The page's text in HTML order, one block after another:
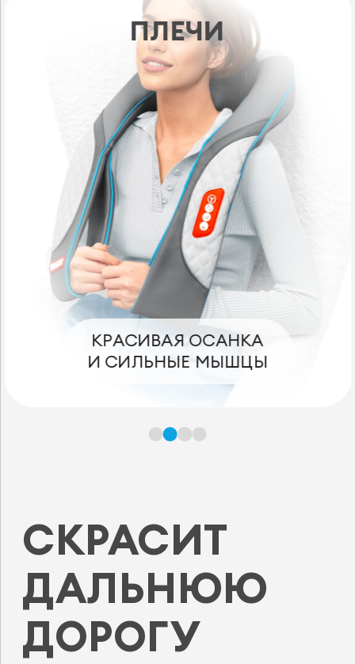
ПОЯСНИЦА
СНИМАЕТ НАПРЯЖЕНИЕ
В ПОЯСНИЦЕ
СКРАСИТ
ДАЛЬНЮЮ
ДОРОГУ